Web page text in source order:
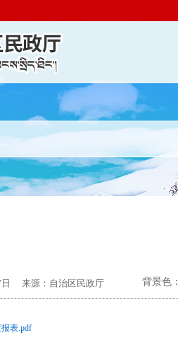
来源： 自治区民政厅 背景色
表.pdf